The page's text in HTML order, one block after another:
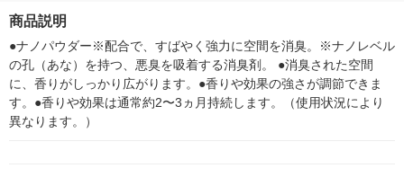
商品説明
●ナノパウダー※配合で、すばやく強力に空間を消臭。※ナノレベル
の孔（あな）を持つ、悪臭を吸着する消臭剤。 ●消臭された空間
に、香りがしっかり広がります。●香りや効果の強さが調節できま
す。●香りや効果は通常約2〜3ヵ月持続します。（使用状況により
異なります。）